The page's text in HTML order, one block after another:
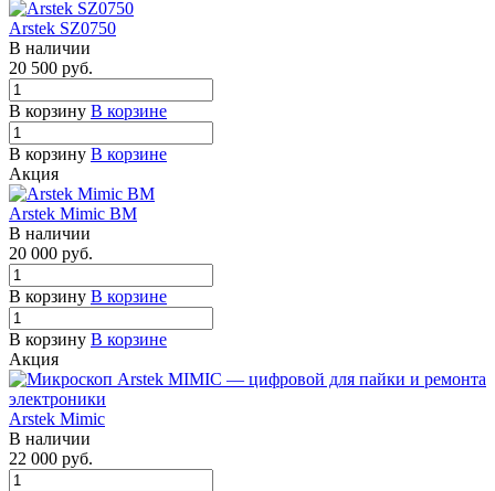
Arstek SZ0750
В наличии
20 500 руб.
В корзину В корзине
В корзину В корзине
Акция
Arstek Mimic BM
В наличии
20 000 руб.
В корзину В корзине
В корзину В корзине
Акция
Arstek Mimic
В наличии
22 000 руб.